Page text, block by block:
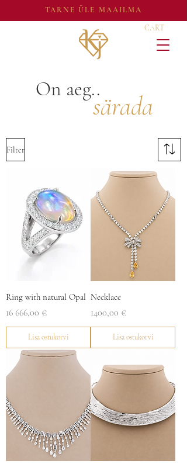
TARNE ÜLE MAAILMA
CART
On aeg..
särada
Filter
Ring with natural Opal
Price
16 666,00 €
Lisa ostukorvi
Necklace
Price
1400,00 €
Lisa ostukorvi